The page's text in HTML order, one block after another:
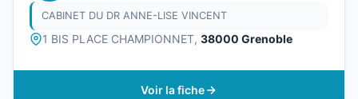
CABINET DU DR ANNE-LISE VINCENT
1 BIS PLACE CHAMPIONNET, 38000 Grenoble
Voir la fiche